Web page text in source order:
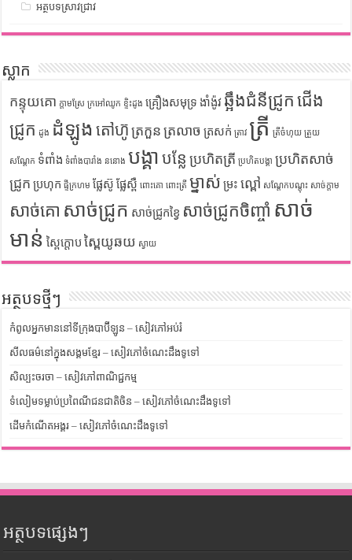
អត្ថបទស្រាវជ្រាវ
ស្លាក
កន្ទុយគោ ក្តាមស្រែ ក្រអៅឈូក ខ្ទិះដូង គ្រឿងសមុទ្រ ងាំង៉ូវ ឆ្អឹងជំនីជ្រូក ជើង
ជ្រូក ដូង ដំឡូង តៅហ៊ូ ត្រកួន ត្រលាច ត្រសក់ ត្រាវ ត្រី ត្រីចំហុយ ត្រួយ
សណ្តែក ទំពាំង ទំពាំងបារាំង ននោង បង្គា បន្លែ ប្រហិតត្រី ប្រហិតបង្គា ប្រហិតសាច់
ជ្រូក ប្រហុក ផ្ទីក្រហម ផ្លែស៊ូ ផ្លែស្ពឺ ពោះគោ ពោះត្រី ម្នាស់ ម្រះ ល្ពៅ សណ្តែកបណ្តុះ សាច់ក្តាម
សាច់គោ សាច់ជ្រូក សាច់ជ្រូកខ្វៃ សាច់ជ្រូកចិញ្ចាំ សាច់
មាន់ ស្ពៃក្តោប ស្ពៃយូឆយ ស្វាយ
អត្ថបទថ្មីៗ
កំពូលអ្នកមាននៅទីក្រុងបាប៊ីឡូន – សៀវភៅអប់រំ
សីលធម៌នៅក្នុងសង្គមខ្មែរ – សៀវភៅចំណេះដឹងទូទៅ
សិល្បះចរចា – សៀវភៅពាណិជ្ជកម្ម
ទំលៀមទម្លាប់ប្រពៃណីជនជាតិចិន – សៀវភៅចំណេះដឹងទូទៅ
ដើមកំណើតអង្គរ – សៀវភៅចំណេះដឹងទូទៅ
អត្ថបទផ្សេងៗ